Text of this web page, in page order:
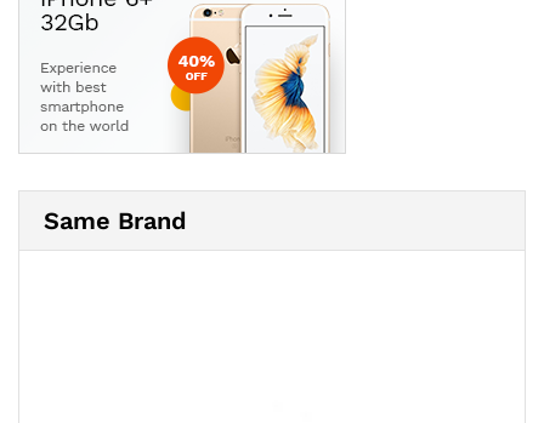
Same Brand